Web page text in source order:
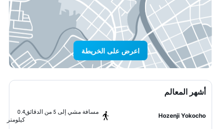
اعرض على الخريطة
أشهر المعالم
Hozenji Yokocho
مسافة مشي إلى 5 من الدقائق
0.4
كيلومتر